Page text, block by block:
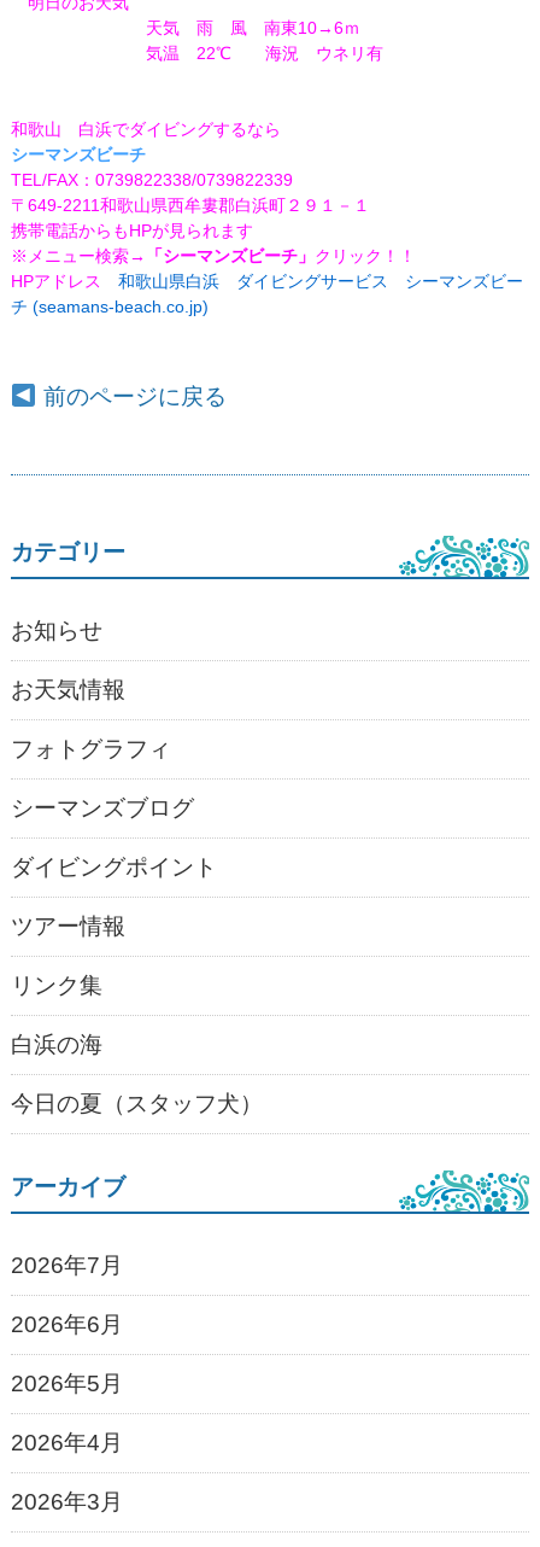
天気 雨 風 南東10→6ｍ
気温 22℃ 海況 ウネリ有
和歌山 白浜でダイビングするなら
シーマンズビーチ
TEL/FAX：0739822338/0739822339
〒649-2211和歌山県西牟婁郡白浜町２９１－１
携帯電話からもHPが見られます
※メニュー検索→「シーマンズビーチ」 クリック！！
HPアドレス 和歌山県白浜 ダイビングサービス シーマンズビー
チ (seamans-beach.co.jp)
前のページに戻る
カテゴリー
お知らせ
お天気情報
フォトグラフィ
シーマンズブログ
ダイビングポイント
ツアー情報
リンク集
白浜の海
今日の夏（スタッフ犬）
アーカイブ
2026年7月
2026年6月
2026年5月
2026年4月
2026年3月